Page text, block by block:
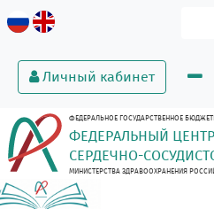
Личный кабинет
ФЕДЕРАЛЬНОЕ ГОСУДАРСТВЕННОЕ
ФЕДЕРАЛЬНЫЙ ЦЕНТР
СЕРДЕЧНО-
МИНИСТЕРСТВА ЗДРАВООХРАНЕНИЯ